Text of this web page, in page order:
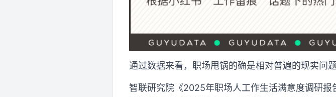
通过数据来看，职场甩锅的确是相对普遍的现实问题
智联研究院《2025年职场人工作生活满意度调研